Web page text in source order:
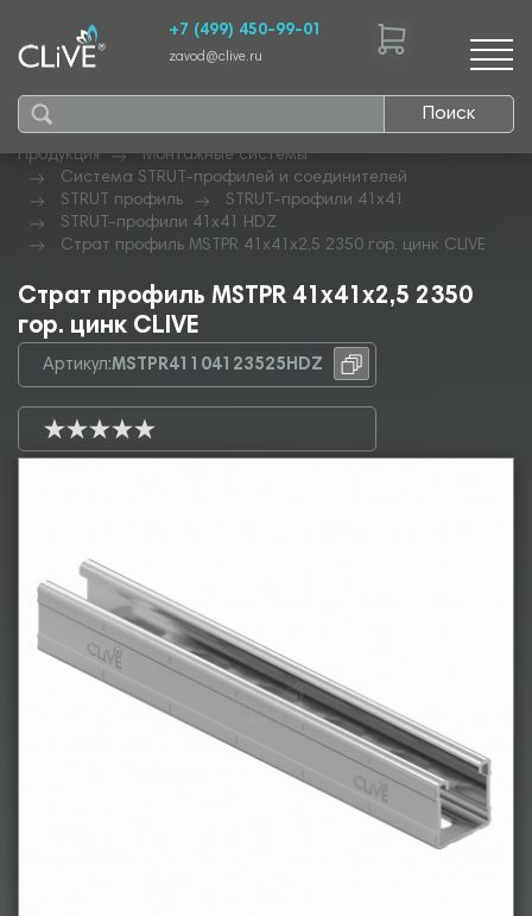
Поиск
+7 (499) 450-99-01
zavod@clive.ru
Продукция
Монтажные системы
Система STRUT-профилей и соединителей
STRUT профиль
STRUT-профили 41х41
STRUT-профили 41х41 HDZ
Страт профиль MSTPR 41х41х2,5 2350 гор. цинк CLIVE
Страт профиль MSTPR 41х41х2,5 2350
гор. цинк CLIVE
Артикул:MSTPR41104123525HDZ